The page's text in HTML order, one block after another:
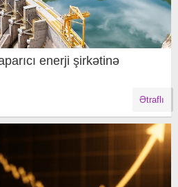
enerji şirkətinə
Ətraflı